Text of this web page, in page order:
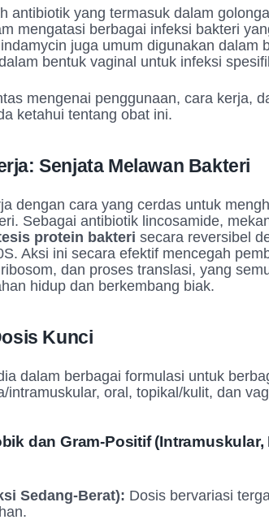
antibiotik yang termasuk dalam
mengatasi berbagai infeksi bakteri
juga umum digunakan dalam
bentuk vaginal untuk infeksi
mengenai penggunaan, cara kerja,
ketahui tentang obat ini.
Senjata Melawan Bakteri
dengan cara yang cerdas untuk
Sebagai antibiotik lincosamide,
protein bakteri secara reversibel
Aksi ini secara efektif mencegah
dan proses translasi, yang
hidup dan berkembang biak.
Kunci
dalam berbagai formulasi untuk
intramuskular, oral, topikal/kulit, dan
dan Gram-Positif (Intramuskular,
Sedang-Berat): Dosis bervariasi